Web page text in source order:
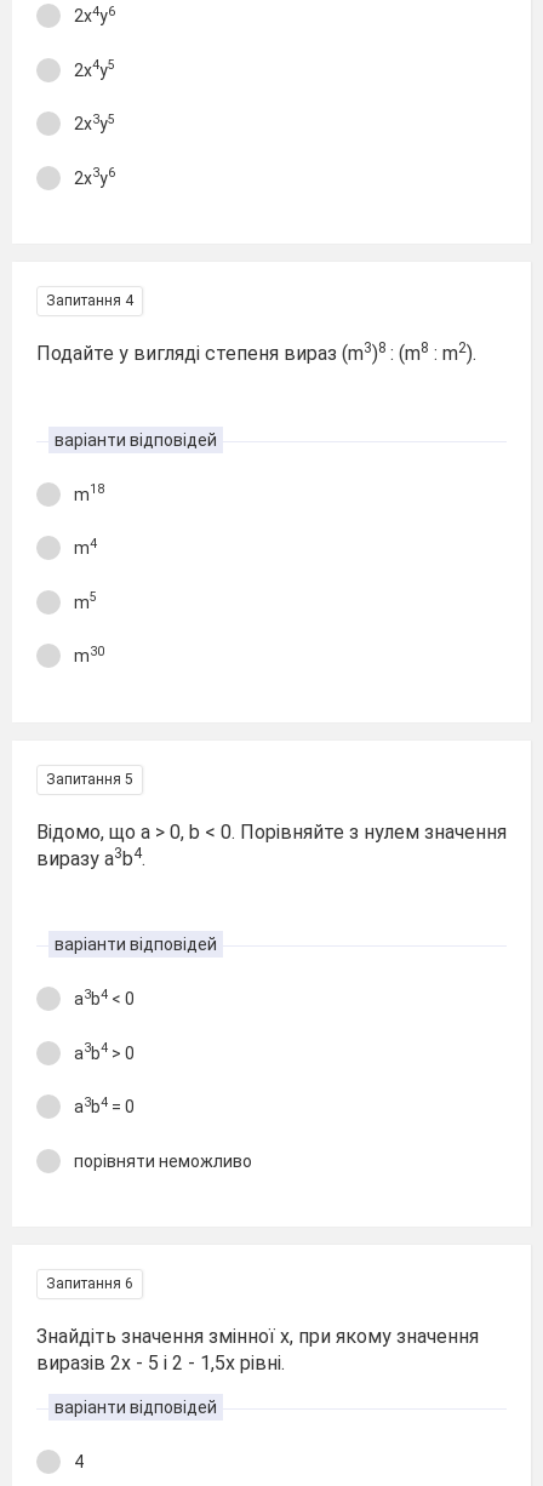
2х4у6
2х4у5
2х3у5
2х3у6
Запитання 4
Подайте у вигляді степеня вираз (m3)8 : (m8 : m2).
варіанти відповідей
m18
m4
m5
m30
Запитання 5
Відомо, що а > 0, b < 0. Порівняйте з нулем значення
виразу а3b4.
варіанти відповідей
а3b4 < 0
а3b4 > 0
а3b4 = 0
порівняти неможливо
Запитання 6
Знайдіть значення змінної х, при якому значення
виразів 2х - 5 і 2 - 1,5х рівні.
варіанти відповідей
4